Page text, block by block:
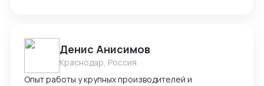
Денис Анисимов
Краснодар, Россия
Опыт работы у крупных производителей и